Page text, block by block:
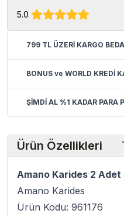
5.0
799 TL ÜZERİ KARGO
BONUS ve WORLD KREDİ
ŞİMDİ AL %1 KADAR PARA
Ürün Özellikleri
Amano Karides 2
Amano Karides
Ürün Kodu: 961176